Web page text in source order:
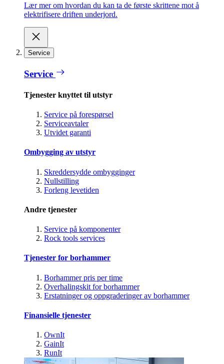
Lær mer om hvordan du kan ta de første skrittene mot å
elektrifisere driften underjord.
Service
Service
Tjenester knyttet til utstyr
Service på forespørsel
Serviceavtaler
Utvidet garanti
Ombygging av utstyr
Skreddersydde ombygginger
Nullstilling
Forleng levetiden
Andre tjenester
Service på komponenter
Rock tools services
Tjenester for borhammer
Borhammer pris per time
Overhalingskit for borhammer
Erstatninger og oppgraderinger av borhammer
Finansielle tjenester
OwnIt
GainIt
RunIt